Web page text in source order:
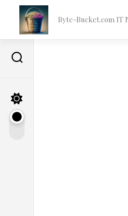
content
Byte-Bucket.com IT